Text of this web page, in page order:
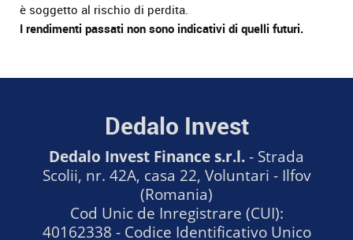
è soggetto al rischio di perdita.
I rendimenti passati non sono indicativi di quelli futuri.
Dedalo Invest
Dedalo Invest Finance s.r.l.- Strada
Scolii, nr. 42A, casa 22, Voluntari - Ilfov
(Romania)
Cod Unic de Inregistrare (CUI):
40162338 - Codice Identificativo Unico